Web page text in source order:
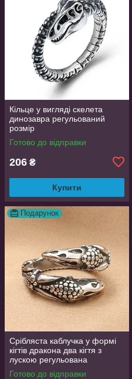
Кільце у вигляді скелета
динозавра регульований
розмір
Готово до відправки
206 ₴
Купити
Подарунок
Срібляста каблучка у формі
кігтів дракона два кігтя з
лускою регульована
DragonClaw001
Готово до відправки